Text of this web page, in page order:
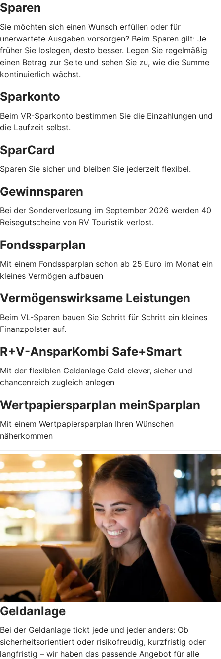
Sparen
Sie möchten sich einen Wunsch erfüllen oder für
unerwartete Ausgaben vorsorgen? Beim Sparen gilt: Je
früher Sie loslegen, desto besser. Legen Sie regelmäßig
einen Betrag zur Seite und sehen Sie zu, wie die Summe
kontinuierlich wächst.
Sparkonto
Beim VR-Sparkonto bestimmen Sie die Einzahlungen und
die Laufzeit selbst.
SparCard
Sparen Sie sicher und bleiben Sie jederzeit flexibel.
Gewinnsparen
Bei der Sonderverlosung im September 2026 werden 40
Reisegutscheine von RV Touristik verlost.
Fondssparplan
Mit einem Fondssparplan schon ab 25 Euro im Monat ein
kleines Vermögen aufbauen
Vermögenswirksame Leistungen
Beim VL-Sparen bauen Sie Schritt für Schritt ein kleines
Finanzpolster auf.
R+V-AnsparKombi Safe+Smart
Mit der flexiblen Geldanlage Geld clever, sicher und
chancenreich zugleich anlegen
Wertpapiersparplan meinSparplan
Mit einem Wertpapiersparplan Ihren Wünschen
näherkommen
Geldanlage
Bei der Geldanlage tickt jede und jeder anders: Ob
sicherheitsorientiert oder risikofreudig, kurzfristig oder
langfristig – wir haben das passende Angebot für alle